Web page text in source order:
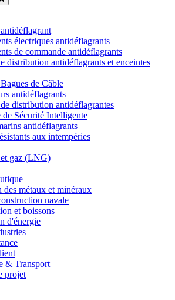
électriques antidéflagrants
de commande antidéflagrants
distribution antidéflagrants et enceintes
de Câble
antidéflagrants
distribution antidéflagrantes
de Sécurité Intelligente
antidéflagrants
aux intempéries
gaz (LNG)
des métaux et minéraux
navale
et boissons
d'énergie
& Transport
projet